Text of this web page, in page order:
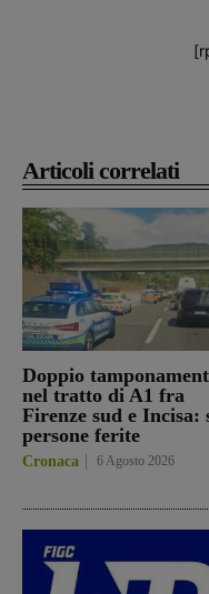
Articoli correlati
Doppio
nel tratto di A1 fra
Firenze sud e Incisa:
persone ferite
Cronaca 6 Agosto 2026